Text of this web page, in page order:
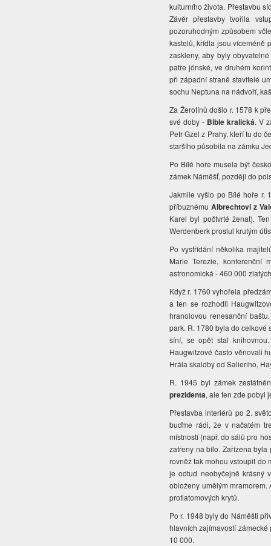
kulturního života. Přestavbu
Závěr přestavby tvořila
pozoruhodným způsobem
kastelů, křídla jsou víceméně
zaskleny, aby byly
patře jónské, ve druhém
při západní straně stavitelé
sochu Neptuna na nádvoří,
Za Žerotínů došlo r. 1578 k
své doby - Bible kralická. V
Petr Gzel z Prahy, kteří tu do
staršího působila na zámku
Po Bílé hoře musela být
zámek Náměšť, později do
Jakmile vyšlo po Bílé hoře r.
příbuznémuAlbrechtovi z
Karel byl počtvrté ženat).
Werdenberk proslul krutým
Po vystřídání několika
Marie Terezie, konferenční
astronomická - 460 000
Když r. 1760 vyhořela
a ten se rozhodli
hranolovou renesanční
park. R. 1780 byla do celkové
síní, se opět stal
Haugwitzové často věnovali
Hrála skaldby od Salieriho,
R. 1945 byl zámek
prezidenta, ale ten zde pobyl
Přestavba interiérů po 2.
buďme rádi, že v načatém
místností (např. do sálů pro
zatřeny na bílo. Zařízena
rovněž tak mohou vstoupit do
je odtud neobyčejně krásný
obloženy umělým
protiatomových krytů.
Po r. 1948 byly do Náměšti
hlavních zajímavostí
10 000.